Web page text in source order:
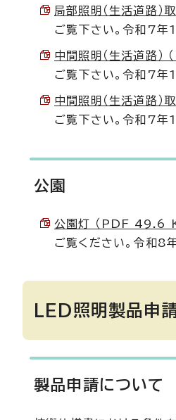
局部照明（生活道路）
ご覧下さい。令和7年
中間照明（生活道路
ご覧下さい。令和7年
中間照明（生活道路）
ご覧下さい。令和7年
公園
公園灯 （PDF 49.6
ご覧ください。令和8
LED照明製品申
製品申請について